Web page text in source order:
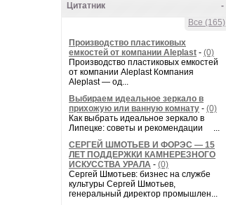
-
Цитатник
Все (165)
Производство пластиковых
емкостей от компании Aleplast - (0)
Производство пластиковых емкостей
от компании Aleplast Компания
Aleplast — од...
Выбираем идеальное зеркало в
прихожую или ванную комнату - (0)
Как выбрать идеальное зеркало в
Липецке: советы и рекомендации ...
СЕРГЕЙ ШМОТЬЕВ И ФОРЭС — 15
ЛЕТ ПОДДЕРЖКИ КАМНЕРЕЗНОГО
ИСКУССТВА УРАЛА - (0)
Сергей Шмотьев: бизнес на службе
культуры Сергей Шмотьев,
генеральный директор промышлен...